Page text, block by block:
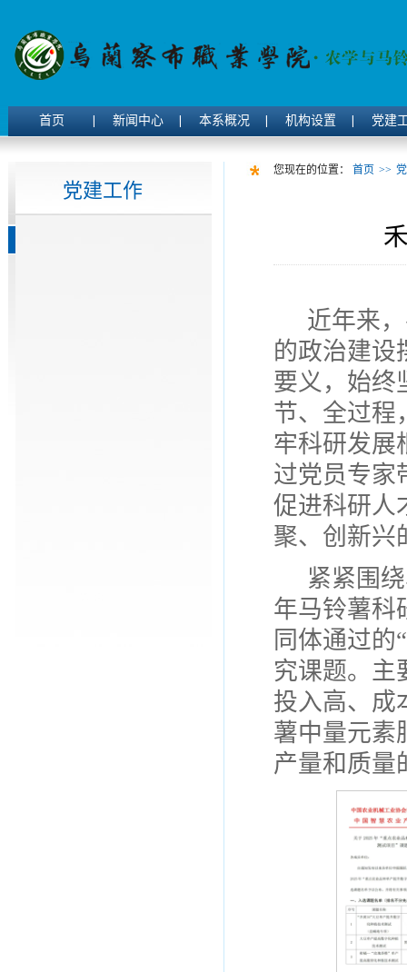
首页 新闻中心 本系概况 机构设置 党建
党建工作
您现在的位置： 首页 >>
近年来
的政治建设
要义，始终
节、全过程
牢科研发展
过党员专家
促进科研人
聚、创新兴
紧紧围
年马铃薯科
同体通过的
究课题。主
投入高、成
薯中量元素
产量和质量